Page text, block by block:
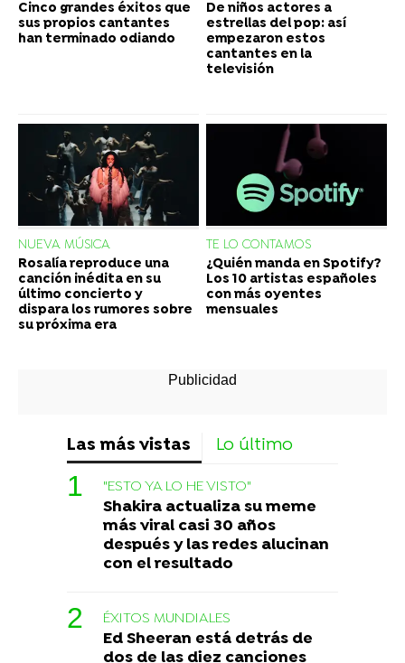
Cinco grandes éxitos que
sus propios cantantes
han terminado odiando
De niños actores a
estrellas del pop: así
empezaron estos
cantantes en la
televisión
NUEVA MÚSICA
Rosalía reproduce una
canción inédita en su
último concierto y
dispara los rumores sobre
su próxima era
TE LO CONTAMOS
¿Quién manda en Spotify?
Los 10 artistas españoles
con más oyentes
mensuales
Las más vistas Lo último
"ESTO YA LO HE VISTO"
Shakira actualiza su meme
más viral casi 30 años
después y las redes alucinan
con el resultado
ÉXITOS MUNDIALES
Ed Sheeran está detrás de
dos de las diez canciones